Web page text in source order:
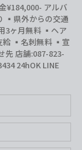
¥184,000- アルバ
▪️県外からの交通
3ヶ月無料 ▪️ヘア
給 ▪️名刺無料 ▪️宣
先 店舗:087-823-
24hOK LINE